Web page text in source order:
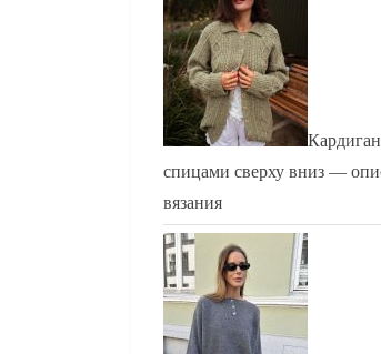
спицами сверху вниз —
вязания